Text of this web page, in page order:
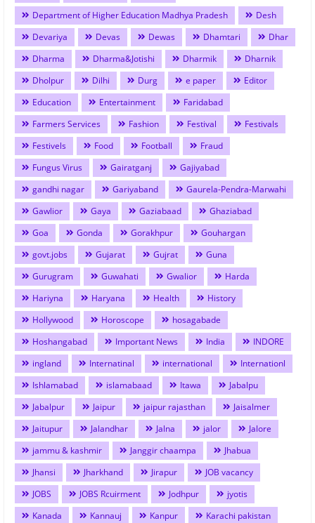
Department of Higher Education Madhya Pradesh
Desh
Devariya
Devas Dewas Dhamtari
Dhar
Dharma
Dharma&Jotishi Dharmik
Dharnik
Dholpur
Dilhi Durg e paper
Editor
Education
Entertainment
Faridabad
Farmers Services
Fashion Festival
Festivals
Festivels
Food Football
Fraud
Fungus Virus
Gairatganj
Gajiyabad
gandhi nagar
Gariyaband
Gaurela-Pendra-Marwahi
Gawlior
Gaya Gaziabaad
Ghaziabad
Goa
Gonda Gorakhpur
Gouhargan
govt.jobs
Gujarat Gujrat
Guna
Gurugram
Guwahati Gwalior
Harda
Hariyna
Haryana Health
History
Hollywood
Horoscope
hosagabade
Hoshangabad
Important News India
INDORE
ingland
Internatinal international
Internationl
Ishlamabad
islamabaad Itawa
Jabalpu
Jabalpur
Jaipur jaipur rajasthan
Jaisalmer
Jaitupur
Jalandhar Jalna jalor
Jalore
jammu & kashmir
Janggir chaampa
Jhabua
Jhansi
Jharkhand Jirapur
JOB vacancy
JOBS
JOBS Rcuirment Jodhpur
jyotis
Kanada
Kannauj Kanpur
Karachi pakistan